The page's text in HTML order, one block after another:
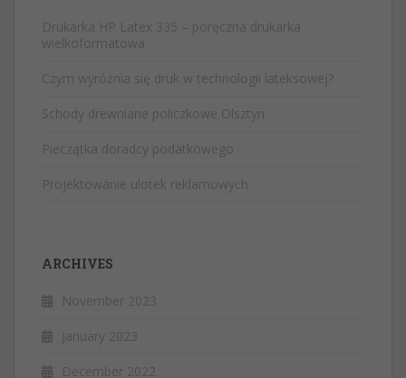
Drukarka HP Latex 335 – poręczna drukarka
wielkoformatowa
Czym wyróżnia się druk w technologii lateksowej?
Schody drewniane policzkowe Olsztyn
Pieczątka doradcy podatkowego
Projektowanie ulotek reklamowych
ARCHIVES
November 2023
January 2023
December 2022